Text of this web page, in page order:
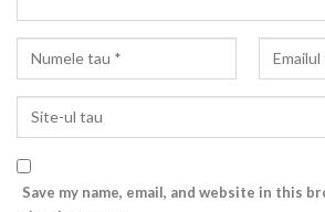
Save my name, email, and website in this